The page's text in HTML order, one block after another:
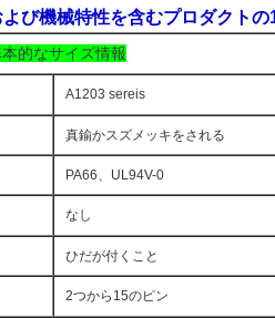
び機械特性を含むプロダクトの
的なサイズ情報
A1203 sereis
真鍮かスズメッキをされる
PA66、UL94V-0
なし
ひだが付くこと
2つから15のピン